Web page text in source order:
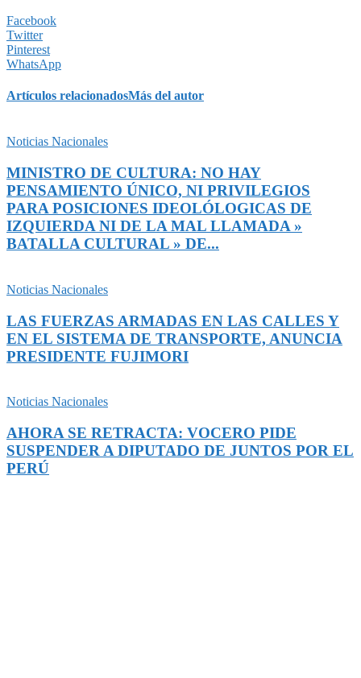
Facebook
Twitter
Pinterest
WhatsApp
Artículos relacionadosMás del autor
Noticias Nacionales
MINISTRO DE CULTURA: NO HAY
PENSAMIENTO ÚNICO, NI PRIVILEGIOS
PARA POSICIONES IDEOLÓLOGICAS DE
IZQUIERDA NI DE LA MAL LLAMADA »
BATALLA CULTURAL » DE...
Noticias Nacionales
LAS FUERZAS ARMADAS EN LAS CALLES Y
EN EL SISTEMA DE TRANSPORTE, ANUNCIA
PRESIDENTE FUJIMORI
Noticias Nacionales
AHORA SE RETRACTA: VOCERO PIDE
SUSPENDER A DIPUTADO DE JUNTOS POR EL
PERÚ